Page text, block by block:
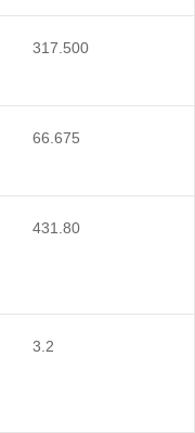
317.500
66.675
431.80
3.2